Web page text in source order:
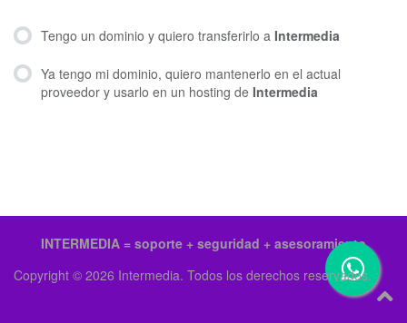
Tengo un dominio y quiero transferirlo a Intermedia
Ya tengo mi dominio, quiero mantenerlo en el actual
proveedor y usarlo en un hosting de Intermedia
INTERMEDIA = soporte + seguridad + asesoramiento
Copyright © 2026 Intermedia. Todos los derechos reservados.